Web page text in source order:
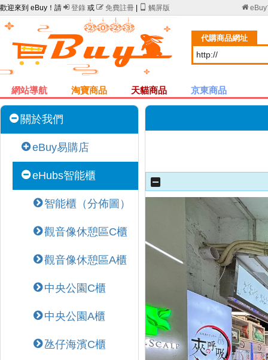
歡迎來到 eBuy！請  登錄 或  免費註冊 觸屏版 eBuy
代購商品網址
網站導航 淘寶商品 天貓商品 京東商品
關於我們
eBuy易購店
eHubs智能櫃
智能櫃（分佈圖）
觀音像休憩區C櫃
觀音像休憩區A櫃
中央公園C櫃
中央公園A櫃
氹仔海濱C櫃